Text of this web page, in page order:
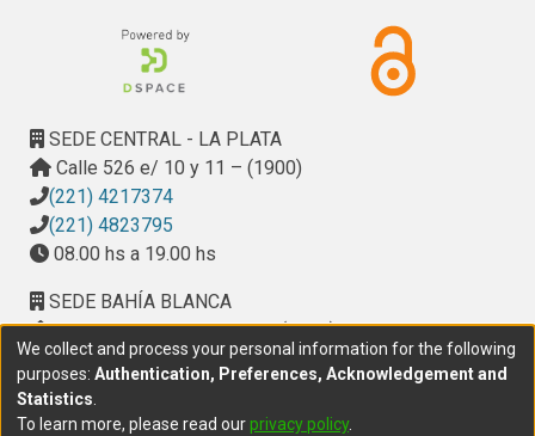
SEDE CENTRAL - LA PLATA
Calle 526 e/ 10 y 11 – (1900)
(221) 4217374
(221) 4823795
08.00 hs a 19.00 hs
SEDE BAHÍA BLANCA
Calle Ciudad de Cali 320 – (8000). Universidad
Provincial del Sudoeste (UPSO)
(291) 459 2550, interno 147
10.00 h a 14.00 h
We collect and process your personal information for the following
purposes: Authentication, Preferences, Acknowledgement and
Statistics
To learn more, please read ourprivacy policy.